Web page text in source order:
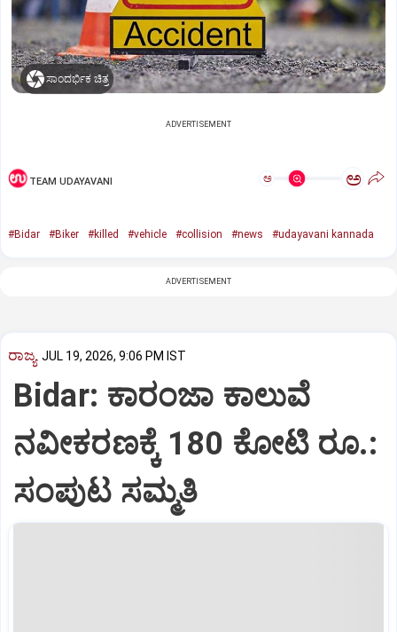
ಸಾಂದರ್ಭಿಕ ಚಿತ್ರ
ADVERTISEMENT
TEAM UDAYAVANI ಅ ಅ
#Bidar #Biker #killed #vehicle #collision #news #udayavani kannada
ADVERTISEMENT
ರಾಜ್ಯ JUL 19, 2026, 9:06 PM IST
Bidar: ಕಾರಂಜಾ ಕಾಲುವೆ
ನವೀಕರಣಕ್ಕೆ 180 ಕೋಟಿ ರೂ.:
ಸಂಪುಟ ಸಮ್ಮತಿ